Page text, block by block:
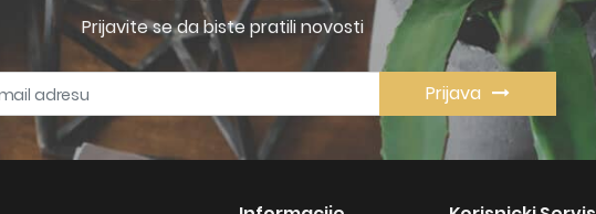
Prijavite se da biste pratili novosti
Prijava